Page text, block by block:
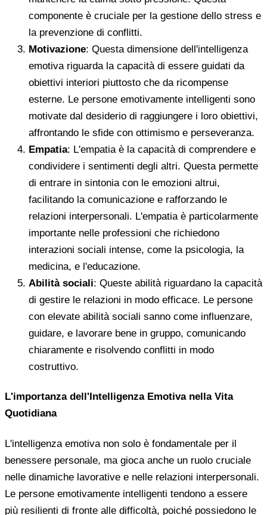
componente è cruciale per la gestione dello stress e
la prevenzione di conflitti.
Motivazione: Questa dimensione dell'intelligenza
emotiva riguarda la capacità di essere guidati da
obiettivi interiori piuttosto che da ricompense
esterne. Le persone emotivamente intelligenti sono
motivate dal desiderio di raggiungere i loro obiettivi,
affrontando le sfide con ottimismo e perseveranza.
Empatia: L'empatia è la capacità di comprendere e
condividere i sentimenti degli altri. Questa permette
di entrare in sintonia con le emozioni altrui,
facilitando la comunicazione e rafforzando le
relazioni interpersonali. L'empatia è particolarmente
importante nelle professioni che richiedono
interazioni sociali intense, come la psicologia, la
medicina, e l'educazione.
Abilità sociali: Queste abilità riguardano la capacità
di gestire le relazioni in modo efficace. Le persone
con elevate abilità sociali sanno come influenzare,
guidare, e lavorare bene in gruppo, comunicando
chiaramente e risolvendo conflitti in modo
costruttivo.
L'importanza dell'Intelligenza Emotiva nella Vita
Quotidiana
L'intelligenza emotiva non solo è fondamentale per il
benessere personale, ma gioca anche un ruolo cruciale
nelle dinamiche lavorative e nelle relazioni interpersonali.
Le persone emotivamente intelligenti tendono a essere
più resilienti di fronte alle difficoltà, poiché possiedono le